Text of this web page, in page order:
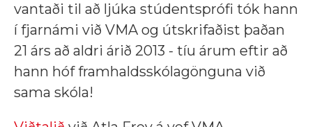
vantaði til að ljúka stúdentsprófi tók hann
í fjarnámi við VMA og útskrifaðist þaðan
21 árs að aldri árið 2013 - tíu árum eftir að
hann hóf framhaldsskólagönguna við
sama skóla!